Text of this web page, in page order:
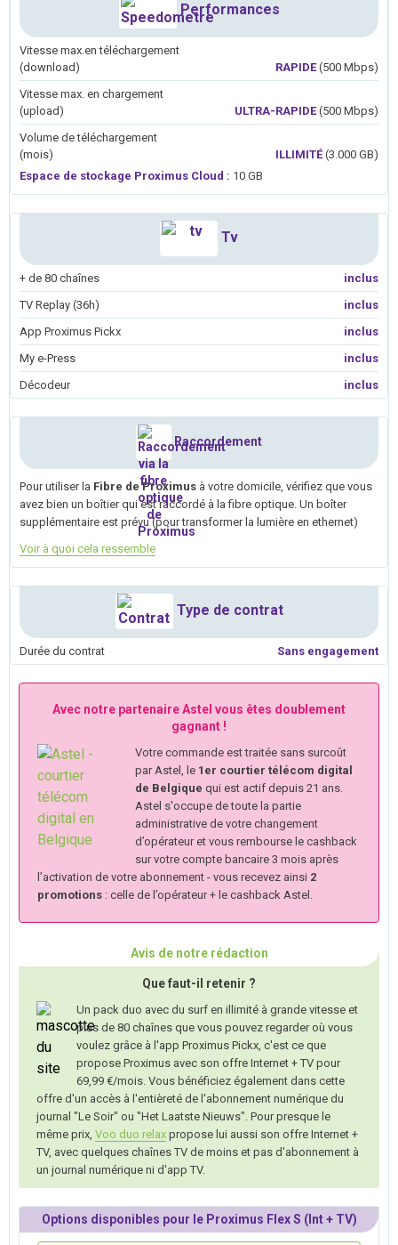
Performances
Vitesse max.en téléchargement
(download)
RAPIDE(500 Mbps)
Vitesse max. en chargement
(upload)
ULTRA-RAPIDE(500 Mbps)
Volume de téléchargement
(mois)
ILLIMITÉ(3.000 GB)
Espace de stockage Proximus Cloud : 10 GB
Tv
+ de 80 chaînes
inclus
TV Replay (36h)
inclus
App Proximus Pickx
inclus
My e-Press
inclus
Décodeur
inclus
Raccordement
Pour utiliser la Fibre de Proximus à votre domicile, vérifiez que vous
avez bien un boîtier qui est raccordé à la fibre optique. Un boîter
supplémentaire est prévu (pour transformer la lumière en ethernet)
Voir à quoi cela ressemble
Type de contrat
Durée du contrat Sans engagement
Avec notre partenaire Astel vous êtes doublement
gagnant !
Votre commande est traitée sans surcoût
par Astel, le 1er courtier télécom digital
de Belgique qui est actif depuis 21 ans.
Astel s'occupe de toute la partie
administrative de votre changement
d’opérateur et vous rembourse le cashback
sur votre compte bancaire 3 mois après
l’activation de votre abonnement - vous recevez ainsi 2
promotions : celle de l’opérateur + le cashback Astel.
Avis de notre rédaction
Que faut-il retenir ?
Un pack duo avec du surf en illimité à grande vitesse et
plus de 80 chaînes que vous pouvez regarder où vous
voulez grâce à l'app Proximus Pickx, c'est ce que
propose Proximus avec son offre Internet + TV pour
69,99 €/mois. Vous bénéficiez également dans cette
offre d'un accès à l'entièreté de l'abonnement numérique du
journal "Le Soir" ou "Het Laatste Nieuws". Pour presque le
même prix, Voo duo relax propose lui aussi son offre Internet +
TV, avec quelques chaînes TV de moins et pas d'abonnement à
un journal numérique ni d'app TV.
Options disponibles pour le Proximus Flex S (Int + TV)